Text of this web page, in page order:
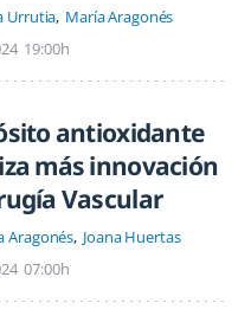
Urrutia María Aragonés
19:00h
antioxidante
más innovación
Vascular
Aragonés Joana Huertas
07:00h